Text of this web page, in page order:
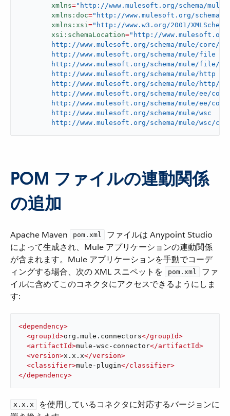
xmlns="http://www.mulesoft.org/schema/mule/
xmlns:doc="http://www.mulesoft.org/schema/
xmlns:xsi="http://www.w3.org/2001/
xsi:schemaLocation="http://www.mulesoft.org/
http://www.mulesoft.org/schema/mule/wsc/
POM ファイルの連動関係
の追加
Apache Maven ​ pom.xml
​ ファイルは Anypoint Studio
によって生成され、Mule アプリケーションの連動関係
が含まれます。Mule アプリケーションを手動でコーデ
ィングする場合、次の XML スニペットを ​
pom.xml
​ ファ
イルに含めてこのコネクタにアクセスできるようにしま
す:
<dependency>
<groupId>org.mule.connectors</groupId>
<artifactId>mule-wsc-connector</artifactId>
<version>x.x.x</version>
<classifier>mule-plugin</classifier>
</dependency>
x.x.x
​ を使用しているコネクタに対応するバージョンに